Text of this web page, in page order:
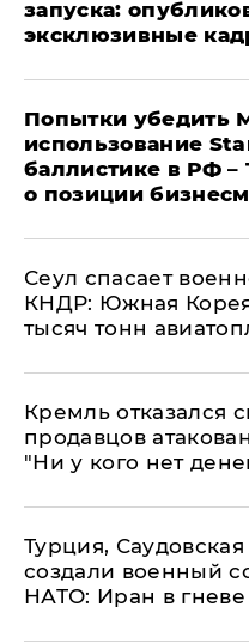
запуска:
эксклюзивные
Попытки убедить
использование
баллистике в РФ
о позиции
​Сеул спасает
КНДР: Южная
тысяч тонн
Кремль отказался
продавцов
"Ни у кого нет
Турция,
создали военный
НАТО: Иран в гневе